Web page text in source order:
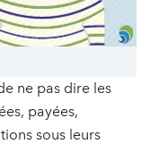
ne pas dire les
payées,
sous leurs